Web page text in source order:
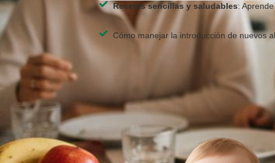
Recetas sencillas y saludables:
Cómo manejar la introducción de nuevos